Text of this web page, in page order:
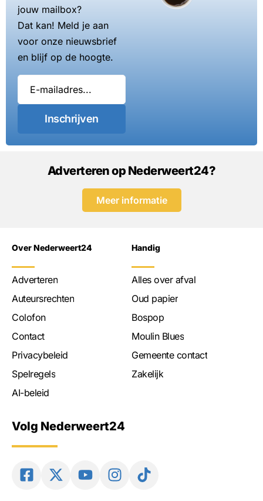
jouw mailbox?
Dat kan! Meld je aan
voor onze nieuwsbrief
en blijf op de hoogte.
Inschrijven
Adverteren op Nederweert24?
Meer informatie
Over Nederweert24
Adverteren
Auteursrechten
Colofon
Contact
Privacybeleid
Spelregels
AI-beleid
Handig
Alles over afval
Oud papier
Bospop
Moulin Blues
Gemeente contact
Zakelijk
Volg Nederweert24